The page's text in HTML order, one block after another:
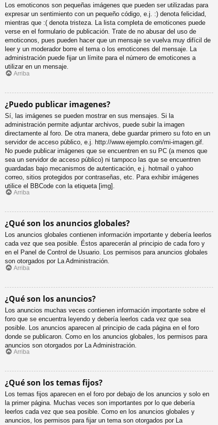
Los emoticonos son pequeñas imágenes que pueden ser utilizadas para
expresar un sentimiento con un pequeño código, e.j. :) denota felicidad,
mientras que :( denota tristeza. La lista completa de emoticones puede
verse en el formulario de publicación. Trate de no abusar del uso de
emoticonos, pues pueden hacer que un mensaje se vuelva muy difícil de
leer y un moderador borre el tema o los emoticones del mensaje. La
administración puede fijar un límite para el número de emoticones a
utilizar en un mensaje.
Arriba
¿Puedo publicar imagenes?
Sí, las imágenes se pueden mostrar en sus mensajes. Si la
administración permite adjuntar archivos, puede subir la imagen
directamente al foro. De otra manera, debe guardar primero su foto en un
servidor de acceso público, e.j. http://www.ejemplo.com/mi-imagen.gif.
No puede publicar imágenes que se encuentren en su PC (a menos que
sea un servidor de acceso público) ni tampoco las que se encuentren
guardadas bajo mecanismos de autenticación, e.j. hotmail o yahoo
correo, sitios protegidos por contraseñas, etc. Para exhibir imágenes
utilice el BBCode con la etiqueta [img].
Arriba
¿Qué son los anuncios globales?
Los anuncios globales contienen información importante y debería leerlos
cada vez que sea posible. Éstos aparecerán al principio de cada foro y
en el Panel de Control de Usuario. Los permisos para anuncios globales
son otorgados por La Administración.
Arriba
¿Qué son los anuncios?
Los anuncios muchas veces contienen información importante sobre el
foro que se encuentra leyendo y debería leerlos cada vez que sea
posible. Los anuncios aparecen al principio de cada página en el foro
donde se publicaron. Como en los anuncios globales, los permisos para
anuncios son otorgados por La Administración.
Arriba
¿Qué son los temas fijos?
Los temas fijos aparecen en el foro por debajo de los anuncios y solo en
la primer página. Muchas veces son importantes por lo que debería
leerlos cada vez que sea posible. Como en los anuncios globales y
anuncios, los permisos para fijar un tema son otorgados por La